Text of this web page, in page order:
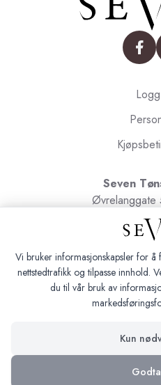
Seven
Øvrelanggate
Org.nr.
Siden
Vi bruker informasjonskapsler for
nettstedtrafikk og tilpasse innhold.
du til vår bruk av
Kun